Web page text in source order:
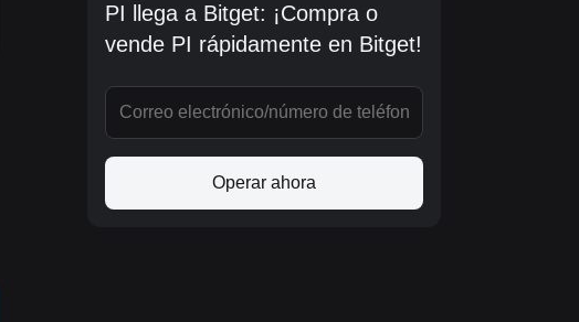
PI llega a Bitget: ¡Compra o
vende PI rápidamente en Bitget!
Operar ahora